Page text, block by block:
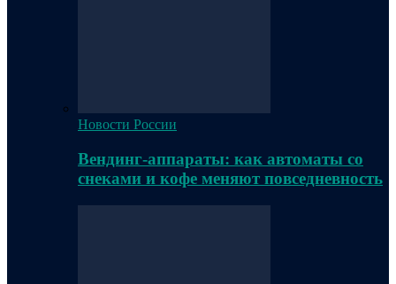
Новости России
Вендинг-аппараты: как автоматы со
снеками и кофе меняют повседневность